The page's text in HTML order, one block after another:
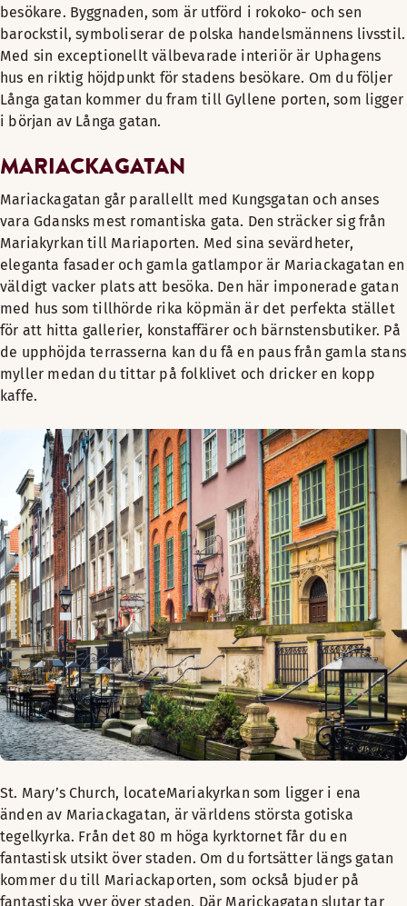
besökare. Byggnaden, som är utförd i rokoko- och sen
barockstil, symboliserar de polska handelsmännens livsstil.
Med sin exceptionellt välbevarade interiör är Uphagens
hus en riktig höjdpunkt för stadens besökare. Om du följer
Långa gatan kommer du fram till Gyllene porten, som ligger
i början av Långa gatan.
MARIACKAGATAN
Mariackagatan går parallellt med Kungsgatan och anses
vara Gdansks mest romantiska gata. Den sträcker sig från
Mariakyrkan till Mariaporten. Med sina sevärdheter,
eleganta fasader och gamla gatlampor är Mariackagatan en
väldigt vacker plats att besöka. Den här imponerade gatan
med hus som tillhörde rika köpmän är det perfekta stället
för att hitta gallerier, konstaffärer och bärnstensbutiker. På
de upphöjda terrasserna kan du få en paus från gamla stans
myller medan du tittar på folklivet och dricker en kopp
kaffe.
St. Mary’s Church, locateMariakyrkan som ligger i ena
änden av Mariackagatan, är världens största gotiska
tegelkyrka. Från det 80 m höga kyrktornet får du en
fantastisk utsikt över staden. Om du fortsätter längs gatan
kommer du till Mariackaporten, som också bjuder på
fantastiska vyer över staden. Där Marickagatan slutar tar